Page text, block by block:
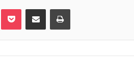
Pocket E-Posta ile paylaş Yazdır